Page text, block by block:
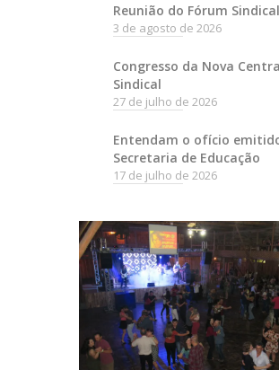
Reunião do Fórum Sindical
3 de agosto de 2026
Congresso da Nova
Sindical
27 de julho de 2026
Entendam o ofício
Secretaria de Educação
17 de julho de 2026